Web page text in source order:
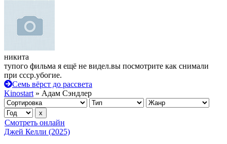
никита
тупого фильма я ещё не видел.вы посмотрите как снимали
при ссср.убогие.
Семь вёрст до рассвета
Kinostart » Адам Сэндлер
Смотреть онлайн
Джей Келли (2025)